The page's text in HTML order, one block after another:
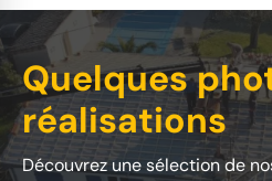
Quelques
réalisations
Découvrez une sélection de